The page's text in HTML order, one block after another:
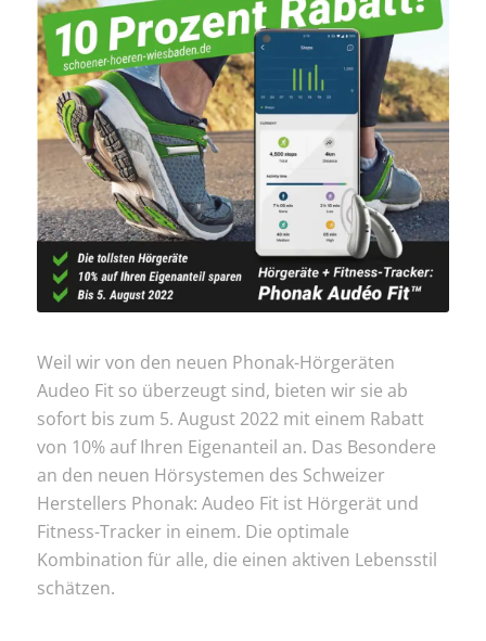
Weil wir von den neuen Phonak-Hörgeräten
Audeo Fit so überzeugt sind, bieten wir sie ab
sofort bis zum 5. August 2022 mit einem Rabatt
von 10% auf Ihren Eigenanteil an. Das Besondere
an den neuen Hörsystemen des Schweizer
Herstellers Phonak: Audeo Fit ist Hörgerät und
Fitness-Tracker in einem. Die optimale
Kombination für alle, die einen aktiven Lebensstil
schätzen.